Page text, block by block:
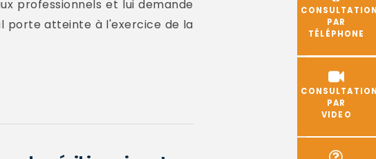
PAR
TÉLÉPHONE
PAR
VIDEO
professionnels et lui demande
porte atteinte à l'exercice de la